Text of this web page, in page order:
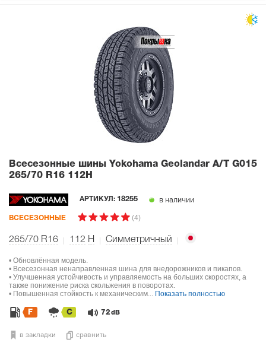
Всесезонные шины Yokohama Geolandar A/T G015
265/70 R16 112H
АРТИКУЛ: 18255 в наличии
ВСЕСЕЗОННЫЕ (4)
265/70 R16 112 H Симметричный
• Обновлённая модель.
• Всесезонная ненаправленная шина для внедорожников и пикапов.
• Улучшенная устойчивость и управляемость на больших скоростях, а
также понижение риска скольжения в поворотах.
• Повышенная стойкость к механическим...
Показать полностью
F C 72 dB
в закладки сравнить